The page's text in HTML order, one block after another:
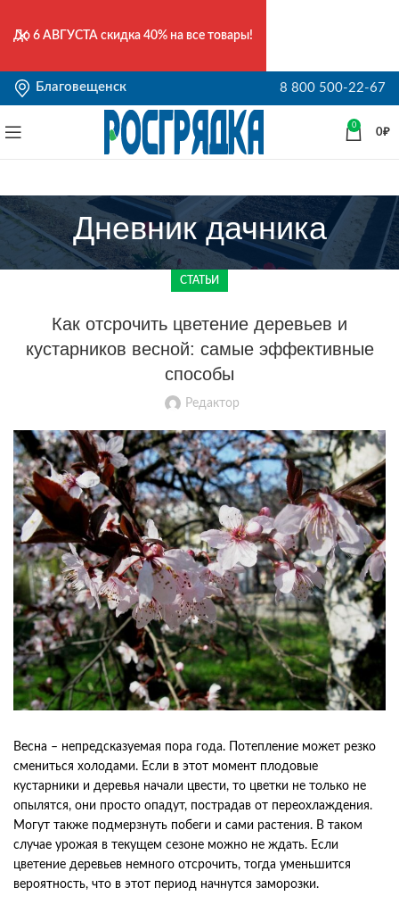
Благовещенск 8 800 500-22-67
0
0₽
Дневник дачника
СТАТЬИ
Как отсрочить цветение деревьев и
кустарников весной: самые эффективные
способы
Редактор
Весна – непредсказуемая пора года. Потепление может резко
смениться холодами. Если в этот момент плодовые
кустарники и деревья начали цвести, то цветки не только не
опылятся, они просто опадут, пострадав от переохлаждения.
Могут также подмерзнуть побеги и сами растения. В таком
случае урожая в текущем сезоне можно не ждать. Если
цветение деревьев немного отсрочить, тогда уменьшится
вероятность, что в этот период начнутся заморозки.
До 6 АВГУСТА скидка 40% на все товары!